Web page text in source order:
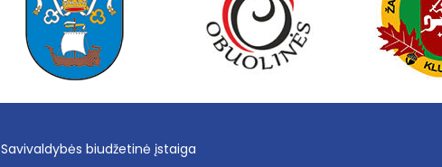
Savivaldybės biudžetinė įstaiga